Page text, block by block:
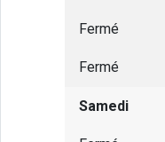
Fermé
Fermé
Samedi